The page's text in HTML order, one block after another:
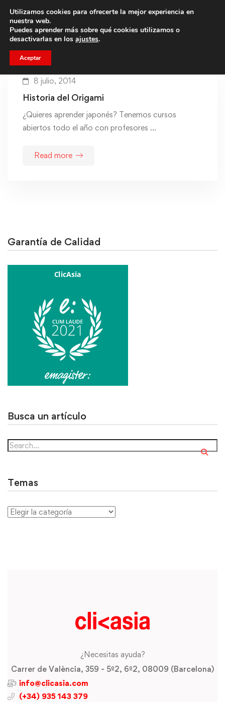
Trae a un amigo y llevaos un total de 75€ de descuento.
8 julio, 2014
Historia del Origami
¿Quieres aprender japonés? Tenemos cursos
abiertos todo el año con profesores …
Read more
Garantía de Calidad
Busca un artículo
Temas
¿Necesitas ayuda?
Carrer de València, 359 - 5º2, 6º2, 08009 (Barcelona)
info@clicasia.com
(+34) 935 143 379
Utilizamos cookies para ofrecerte la mejor experiencia en
nuestra web.
Puedes aprender más sobre qué cookies utilizamos o
desactivarlas en los ajustes.
Aceptar